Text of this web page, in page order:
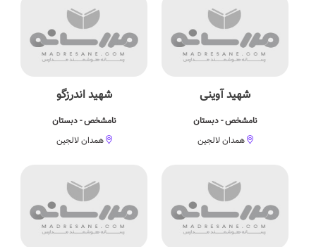
شهید آوینی
نامشخص - دبستان
همدان لالجین
شهید اندرزگو
نامشخص - دبستان
همدان لالجین